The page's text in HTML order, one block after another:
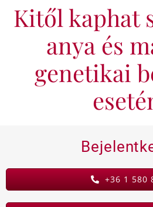
KAPCSOLAT
Kitől kaphat
anya és
genetikai
+36 1 580